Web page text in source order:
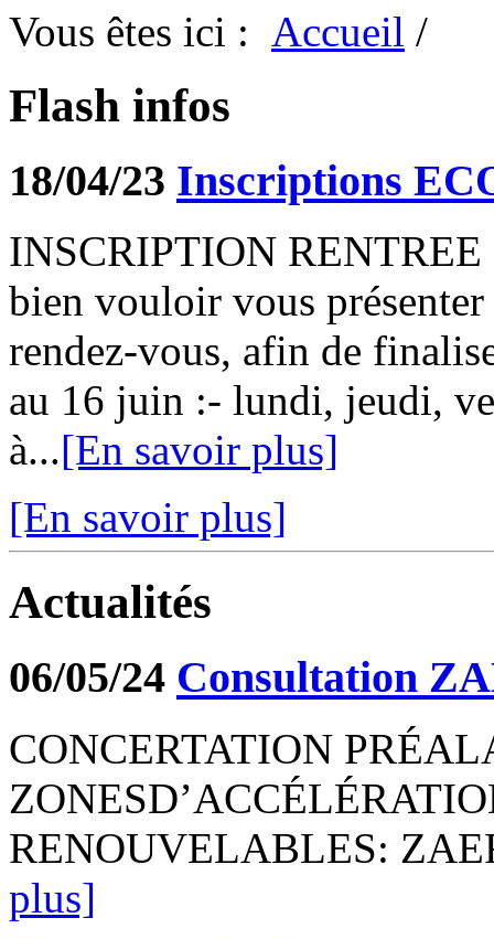
Vous êtes ici : Accueil /
Flash infos
18/04/23 Inscriptions
INSCRIPTION
bien vouloir vous
rendez-vous, afin de
au 16 juin :- lundi, jeudi,
à...[En savoir plus]
[En savoir plus]
Actualités
06/05/24 Consultation
CONCERTATION
RENOUVELABLES:
plus]